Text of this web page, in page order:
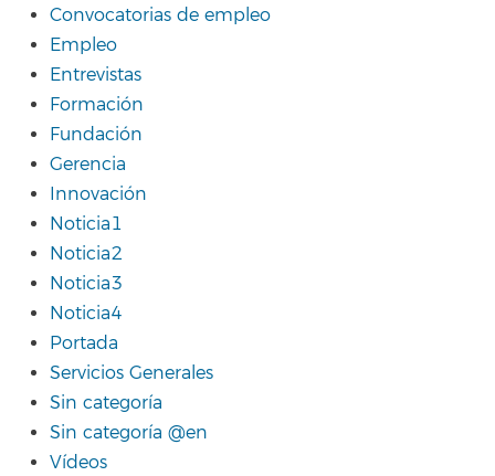
Convocatorias de empleo
Empleo
Entrevistas
Formación
Fundación
Gerencia
Innovación
Noticia1
Noticia2
Noticia3
Noticia4
Portada
Servicios Generales
Sin categoría
Sin categoría @en
Vídeos